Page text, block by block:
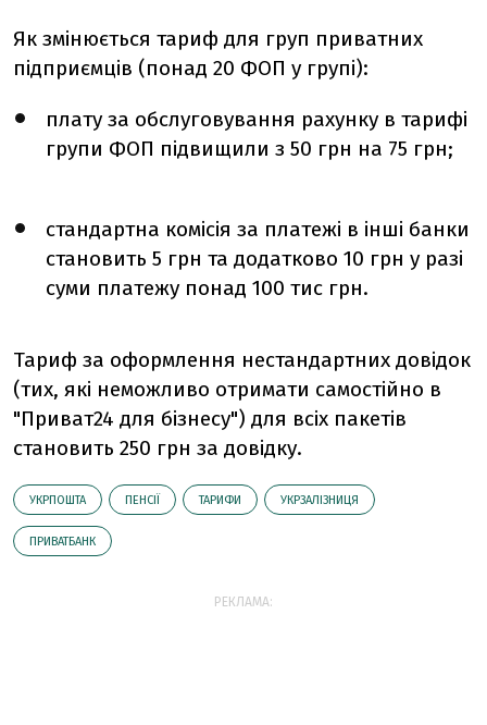
Як змінюється тариф для груп приватних
підприємців (понад 20 ФОП у групі):
плату за обслуговування рахунку в тарифі
групи ФОП підвищили з 50 грн на 75 грн;
стандартна комісія за платежі в інші банки
становить 5 грн та додатково 10 грн у разі
суми платежу понад 100 тис грн.
Тариф за оформлення нестандартних довідок
(тих, які неможливо отримати самостійно в
"Приват24 для бізнесу") для всіх пакетів
становить 250 грн за довідку.
УКРПОШТА ПЕНСІЇ ТАРИФИ УКРЗАЛІЗНИЦЯ
ПРИВАТБАНК
РЕКЛАМА: